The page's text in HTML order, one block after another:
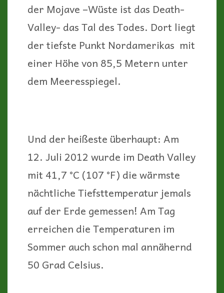
der Mojave –Wüste ist das Death-
Valley- das Tal des Todes. Dort liegt
der tiefste Punkt Nordamerikas mit
einer Höhe von 85,5 Metern unter
dem Meeresspiegel.
Und der heißeste überhaupt: Am
12. Juli 2012 wurde im Death Valley
mit 41,7 °C (107 °F) die wärmste
nächtliche Tiefsttemperatur jemals
auf der Erde gemessen! Am Tag
erreichen die Temperaturen im
Sommer auch schon mal annähernd
50 Grad Celsius.